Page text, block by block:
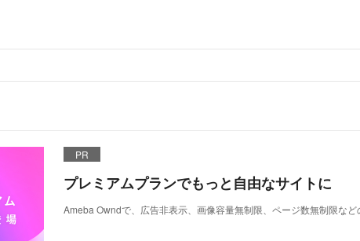
PR
プレミアムプランでもっと自由なサイトに
Ameba Owndで、広告非表示、画像容量無制限、ページ数無制限な